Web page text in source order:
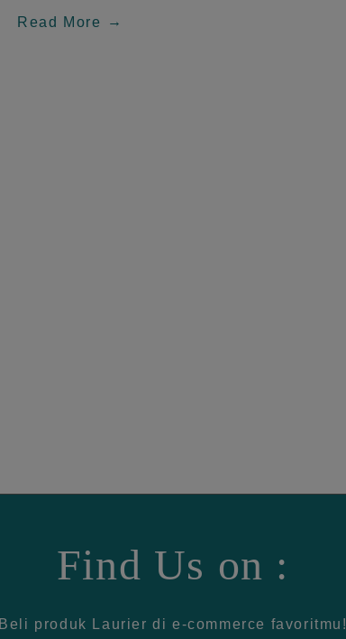
Read More
Find Us on :
Beli produk Laurier di e-commerce favoritmu!